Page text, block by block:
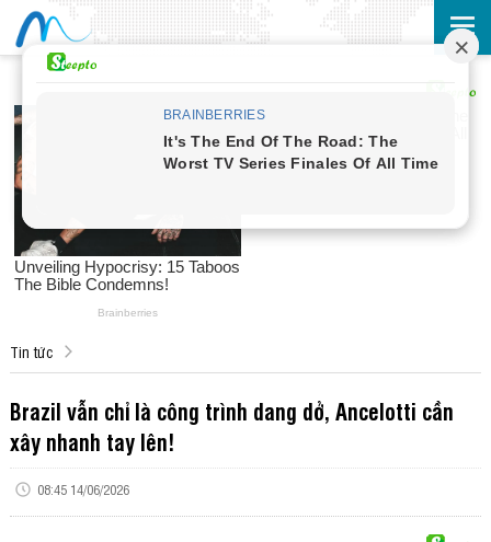
Tin tức
Brazil vẫn chỉ là công trình dang dở, Ancelotti cần
xây nhanh tay lên!
08:45 14/06/2026